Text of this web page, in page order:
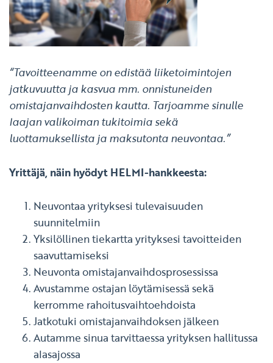
“Tavoitteenamme on edistää liiketoimintojen
jatkuvuutta ja kasvua mm. onnistuneiden
omistajanvaihdosten kautta. Tarjoamme sinulle
laajan valikoiman tukitoimia sekä
luottamuksellista ja maksutonta neuvontaa.”
Yrittäjä, näin hyödyt HELMI-hankkeesta:
Neuvontaa yrityksesi tulevaisuuden
suunnitelmiin
Yksilöllinen tiekartta yrityksesi tavoitteiden
saavuttamiseksi
Neuvonta omistajanvaihdosprosessissa
Avustamme ostajan löytämisessä sekä
kerromme rahoitusvaihtoehdoista
Jatkotuki omistajanvaihdoksen jälkeen
Autamme sinua tarvittaessa yrityksen hallitussa
alasajossa